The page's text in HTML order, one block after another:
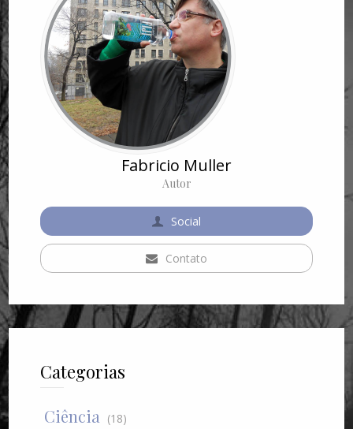
Fabricio Muller
Autor
Social
Contato
Categorias
Ciência (18)